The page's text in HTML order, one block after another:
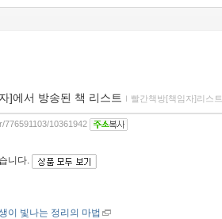
]에서 방송된 책 리스트 ｌ 빨간책방[책임자]리스트
776591103/10361942
니다.
이 빛나는 정리의 마법